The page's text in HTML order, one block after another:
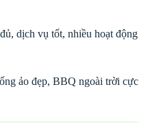
dịch vụ tốt, nhiều hoạt động
ảo đẹp, BBQ ngoài trời cực